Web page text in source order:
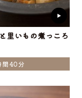
里いもの煮っころ
間40分